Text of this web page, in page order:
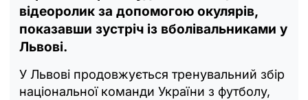
відеоролик за допомогою окулярів,
показавши зустріч із вболівальниками у
Львові.
У Львові продовжується тренувальний збір
національної команди України з футболу,